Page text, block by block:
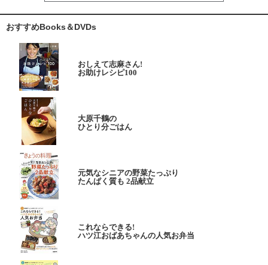
おすすめBooks＆DVDs
おしえて志麻さん!
お助けレシピ100
大原千鶴の
ひとり分ごはん
元気なシニアの野菜たっぷり
たんぱく質も 2品献立
これならできる!
ハツ江おばあちゃんの人気お弁当